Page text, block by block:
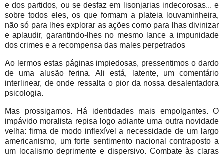
e dos partidos, ou se desfaz em lisonjarias indecorosas... e
sobre todos eles, os que formam a plateia louvaminheira,
não só para lhes explorar as ações como para lhas divinizar
e aplaudir, garantindo-lhes no mesmo lance a impunidade
dos crimes e a recompensa das males perpetrados
Ao lermos estas páginas impiedosas, pressentimos o dardo
de uma alusão ferina. Ali está, latente, um comentário
interlinear, de onde ressalta o pior da nossa desalentadora
psicologia.
Mas prossigamos. Há identidades mais empolgantes. O
impávido moralista repisa logo adiante uma outra novidade
velha: firma de modo inflexível a necessidade de um largo
americanismo, um forte sentimento nacional contraposto a
um localismo deprimente e dispersivo. Combate às claras